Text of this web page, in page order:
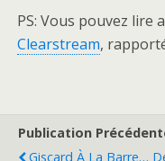
PS: Vous pouvez lire
Clearstream,
Publication
Giscard À La Barre…